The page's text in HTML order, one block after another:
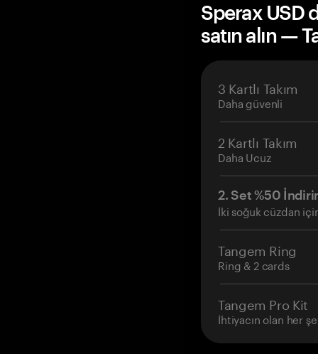
Sperax USD
satın alın —
3 Kartlı Takım
Daha güvenli
2 Kartlı Takım
Daha Ucuz
2. Set %50
İki soğuk cüzdan
Tangem Ring
Ring & 2 cards
Tangem Pro Kit
İhtiyacın olan her